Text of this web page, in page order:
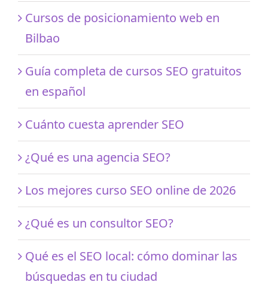
Cursos de posicionamiento web en
Bilbao
Guía completa de cursos SEO gratuitos
en español
Cuánto cuesta aprender SEO
¿Qué es una agencia SEO?
Los mejores curso SEO online de 2026
¿Qué es un consultor SEO?
Qué es el SEO local: cómo dominar las
búsquedas en tu ciudad